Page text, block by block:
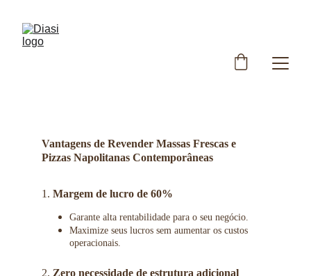
Vantagens de Revender Massas Frescas e
Pizzas Napolitanas Contemporâneas
1. Margem de lucro de 60%
Garante alta rentabilidade para o seu negócio.
Maximize seus lucros sem aumentar os custos
operacionais.
2. Zero necessidade de estrutura adicional